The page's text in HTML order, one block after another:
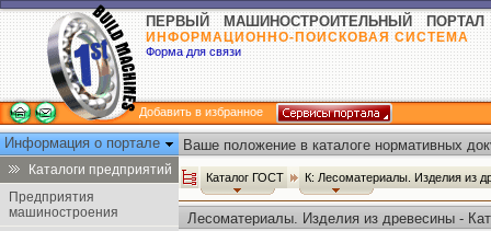
ПЕРВЫЙ МАШИНОСТРОИТЕЛЬНЫЙ ПОРТАЛ
ИНФОРМАЦИОННО-ПОИСКОВАЯ СИСТЕМА
Форма для связи
Добавить в избранное
Информация о портале
Каталоги предприятий
Предприятия
машиностроения
Ваше положение в каталоге нормативных
Каталог ГОСТ К: Лесоматериалы. Изделия из
Лесоматериалы. Изделия из древесины -